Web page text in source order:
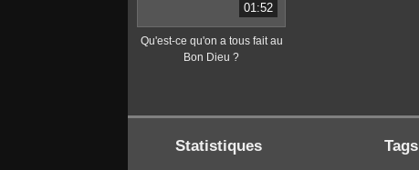
01:52
Qu'est-ce qu'on a tous fait au
Bon Dieu ?
Statistiques Tags